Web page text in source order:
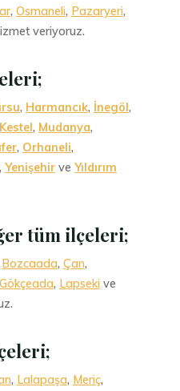
,Osmaneli, Pazaryeri,
veriyoruz.
;
, Harmancık, İnegöl,
Kestel, Mudanya,
, Orhaneli,
,Yenişehir veYıldırım
tüm ilçeleri;
Bozcaada,Çan,
Gökçeada, Lapseki ve
, Lalapaşa, Meriç,